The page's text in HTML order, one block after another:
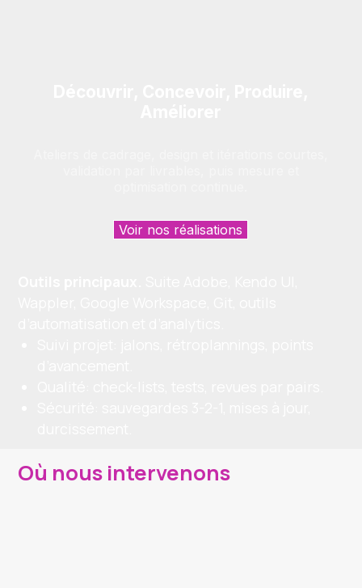
Voir nos réalisations
Où nous intervenons